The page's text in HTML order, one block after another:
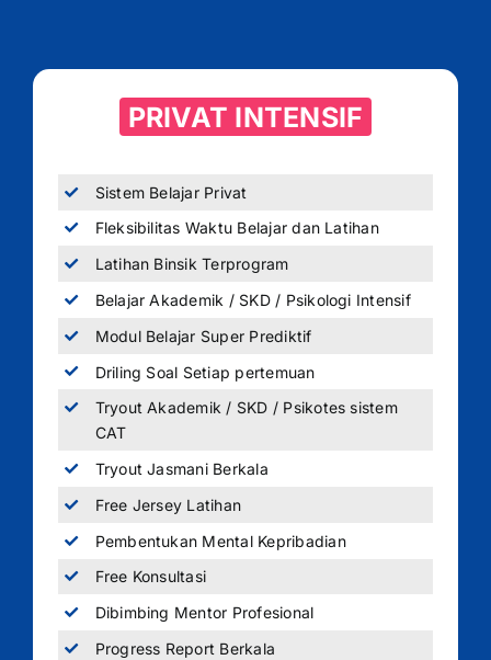
PRIVAT INTENSIF
Sistem Belajar Privat
Fleksibilitas Waktu Belajar dan Latihan
Latihan Binsik Terprogram
Belajar Akademik / SKD / Psikologi Intensif
Modul Belajar Super Prediktif
Driling Soal Setiap pertemuan
Tryout Akademik / SKD / Psikotes sistem
CAT
Tryout Jasmani Berkala
Free Jersey Latihan
Pembentukan Mental Kepribadian
Free Konsultasi
Dibimbing Mentor Profesional
Progress Report Berkala